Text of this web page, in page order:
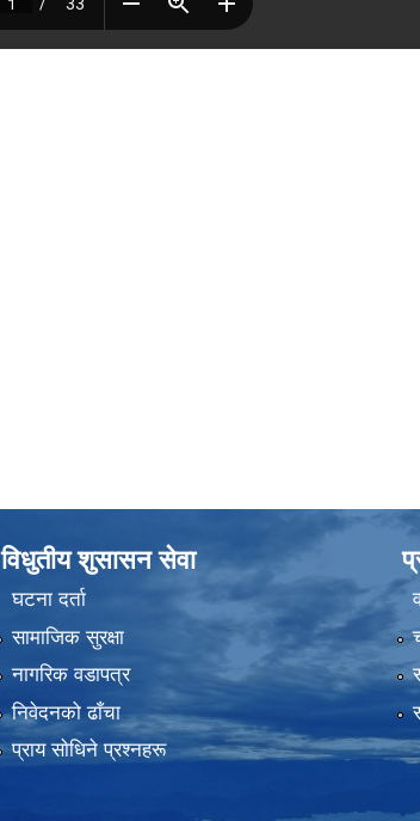
विधुतीय शुसासन सेवा
घटना दर्ता
सामाजिक सुरक्षा
नागरिक वडापत्र
निवेदनको ढाँचा
प्राय साेधिने प्रश्नहरू